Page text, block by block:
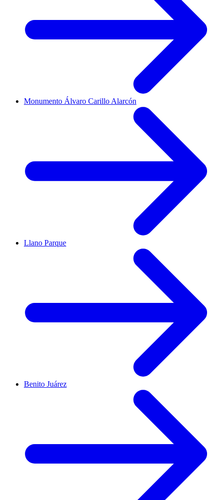
Monumento Álvaro Carillo Alarcón
Llano Parque
Benito Juárez